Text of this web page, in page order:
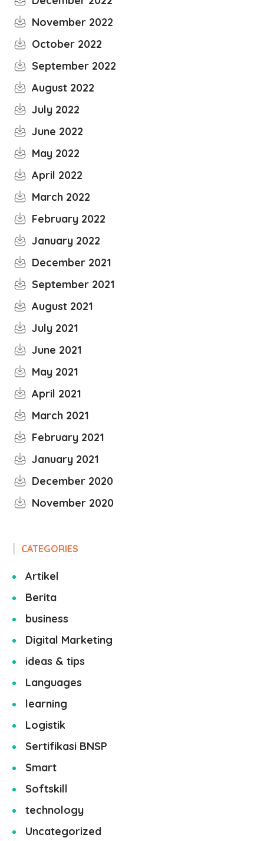
November 2022
October 2022
September 2022
August 2022
July 2022
June 2022
May 2022
April 2022
March 2022
February 2022
January 2022
December 2021
September 2021
August 2021
July 2021
June 2021
May 2021
April 2021
March 2021
February 2021
January 2021
December 2020
November 2020
CATEGORIES
Artikel
Berita
business
Digital Marketing
ideas & tips
Languages
learning
Logistik
Sertifikasi BNSP
Smart
Softskill
technology
Uncategorized